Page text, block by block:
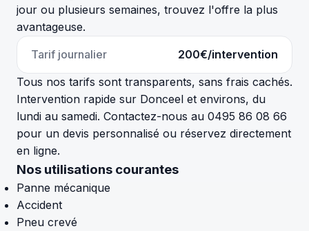
jour ou plusieurs semaines, trouvez l'offre la plus
avantageuse.
Tarif journalier
200€/intervention
Tous nos tarifs sont transparents, sans frais cachés.
Intervention rapide sur Donceel et environs, du
lundi au samedi. Contactez-nous au 0495 86 08 66
pour un devis personnalisé ou réservez directement
en ligne.
Nos utilisations courantes
Panne mécanique
Accident
Pneu crevé